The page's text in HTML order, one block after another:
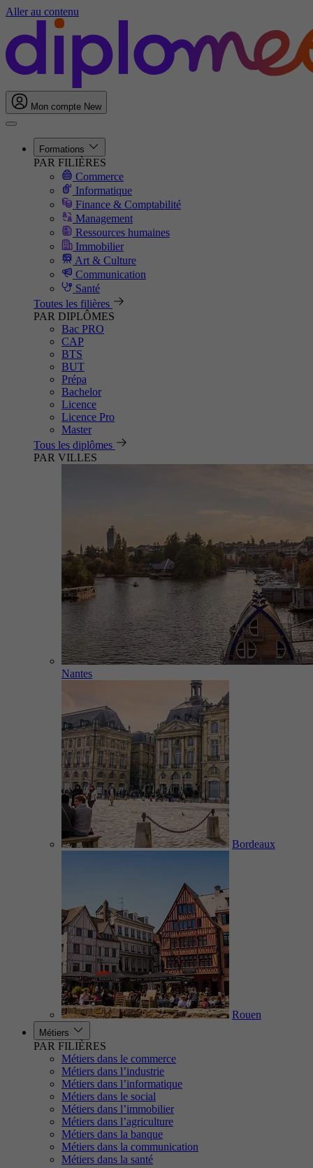
Aller au contenu
Mon compte New
Formations
PAR FILIÈRES
Commerce
Informatique
Finance & Comptabilité
Management
Ressources humaines
Immobilier
Art & Culture
Communication
Santé
Toutes les filières
PAR DIPLÔMES
Bac PRO
CAP
BTS
BUT
Prépa
Bachelor
Licence
Licence Pro
Master
Tous les diplômes
PAR VILLES
Nantes
Bordeaux
Rouen
Métiers
PAR FILIÈRES
Métiers dans le commerce
Métiers dans l’industrie
Métiers dans l’informatique
Métiers dans le social
Métiers dans l’immobilier
Métiers dans l’agriculture
Métiers dans la banque
Métiers dans la communication
Métiers dans la santé